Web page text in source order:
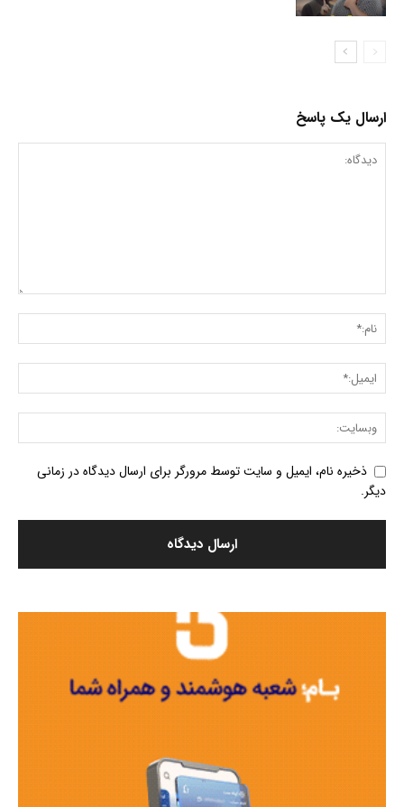
ارسال یک پاسخ
ذخیره نام، ایمیل و سایت توسط مرورگر برای ارسال دیدگاه در زمانی
دیگر.